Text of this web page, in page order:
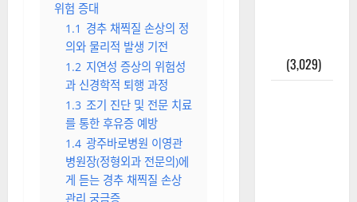
위험 증대
1.1 경추 채찍질 손상의 정
의와 물리적 발생 기전
1.2 지연성 증상의 위험성
과 신경학적 퇴행 과정
1.3 조기 진단 및 전문 치료
를 통한 후유증 예방
1.4 광주바로병원 이영관
병원장(정형외과 전문의)에
게 듣는 경추 채찍질 손상
관리 궁금증
(3,029)